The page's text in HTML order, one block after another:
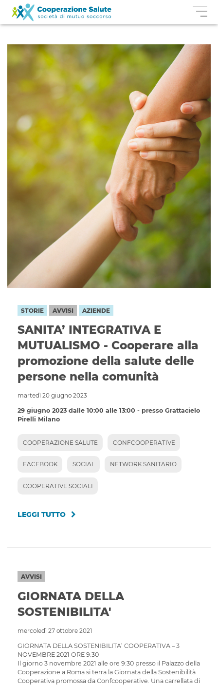
STORIE AVVISI AZIENDE
SANITA’ INTEGRATIVA E
MUTUALISMO - Cooperare alla
promozione della salute delle
persone nella comunità
martedì 20 giugno 2023
29 giugno 2023 dalle 10:00 alle 13:00 - presso Grattacielo
Pirelli Milano
COOPERAZIONE SALUTE CONFCOOPERATIVE
FACEBOOK SOCIAL NETWORK SANITARIO
COOPERATIVE SOCIALI
LEGGI TUTTO
AVVISI
GIORNATA DELLA
SOSTENIBILITA'
mercoledì 27 ottobre 2021
GIORNATA DELLA SOSTENIBILITA’ COOPERATIVA – 3
NOVEMBRE 2021 ORE 9:30
Il giorno 3 novembre 2021 alle ore 9:30 presso il Palazzo della
Cooperazione a Roma si terra la Giornata della Sostenibilità
Cooperativa promossa da Confcooperative. Una carrellata di